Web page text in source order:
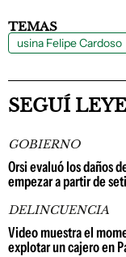
TEMAS
usina Felipe Cardoso
SEGUÍ
GOBIERNO
Orsi evaluó los daños
empezar a partir de
DELINCUENCIA
Video muestra el
explotar un cajero en